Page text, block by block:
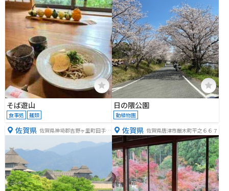
そば遊山
食事処 麺類
日の隈公園
動植物園
佐賀県 佐賀県神埼郡吉野ヶ里町田手１
佐賀県 佐賀県唐津市厳木町平之６６７